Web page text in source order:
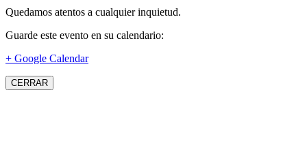
Quedamos atentos a cualquier inquietud.
Guarde este evento en su calendario:
+ Google Calendar
CERRAR